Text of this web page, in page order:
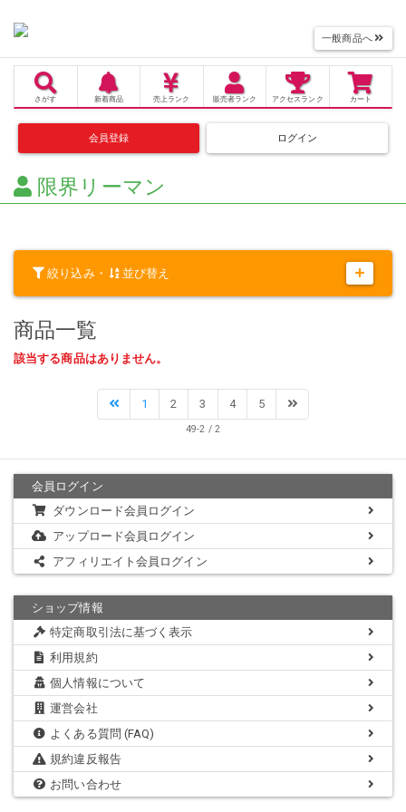
一般商品へ
さがす 新着商品 売上 ランク 販売者ランク アクセス ランク カート
会員登録 ログイン
限界リーマン
絞り込み・ 並び替え
商品一覧
該当する商品はありません。
1 2 3 4 5
49-2 / 2
会員ログイン
ダウンロード会員ログイン
アップロード会員ログイン
アフィリエイト会員ログイン
ショップ情報
特定商取引法に基づく表示
利用規約
個人情報について
運営会社
よくある質問 (FAQ)
規約違反報告
お問い合わせ